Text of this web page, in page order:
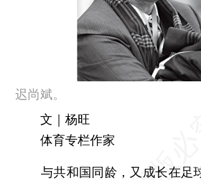
迟尚斌。
文｜杨旺
体育专栏作家
与共和国同龄，又成长在足